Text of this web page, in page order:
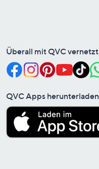
Überall mit QVC vernetzt
QVC Apps herunterladen